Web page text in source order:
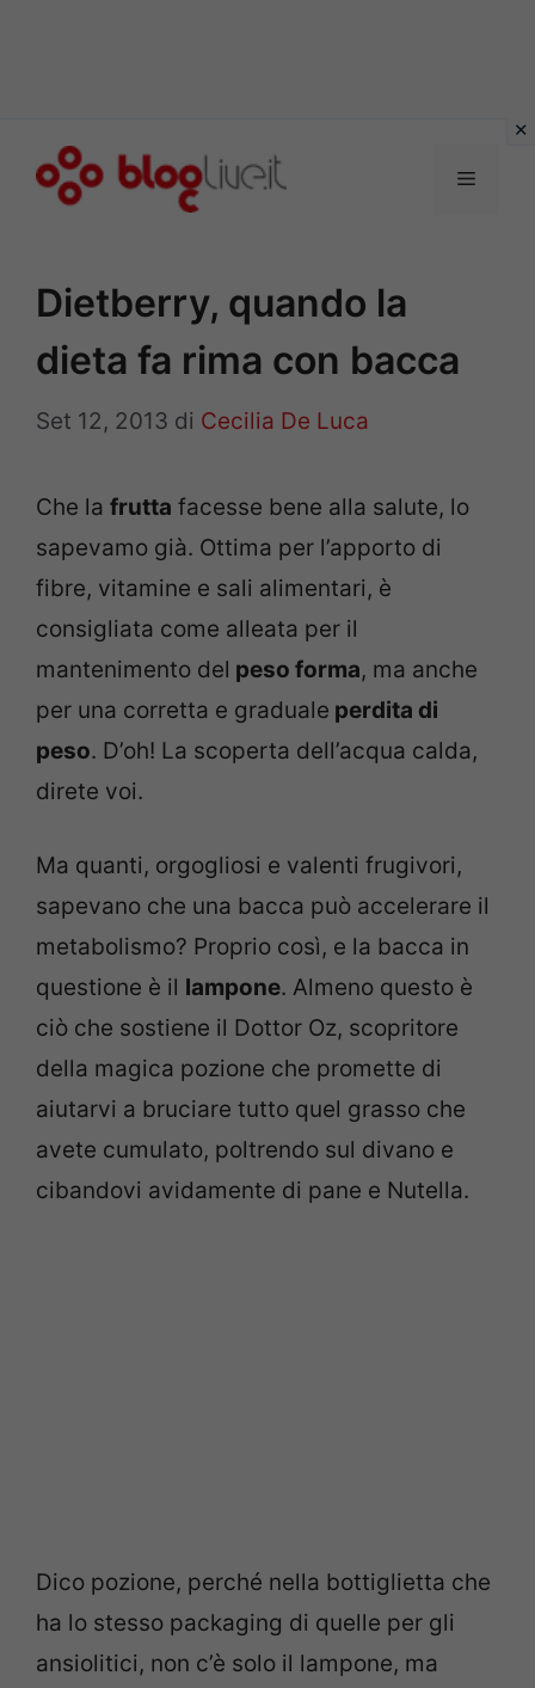
Menu
Dietberry, quando la
dieta fa rima con bacca
Set 12, 2013 di Cecilia De Luca
Che la frutta facesse bene alla salute, lo
sapevamo già. Ottima per l’apporto di
fibre, vitamine e sali alimentari, è
consigliata come alleata per il
mantenimento del peso forma, ma anche
per una corretta e graduale perdita di
peso. D’oh! La scoperta dell’acqua calda,
direte voi.
Ma quanti, orgogliosi e valenti frugivori,
sapevano che una bacca può accelerare il
metabolismo? Proprio così, e la bacca in
questione è il lampone. Almeno questo è
ciò che sostiene il Dottor Oz, scopritore
della magica pozione che promette di
aiutarvi a bruciare tutto quel grasso che
avete cumulato, poltrendo sul divano e
cibandovi avidamente di pane e Nutella.
Dico pozione, perché nella bottiglietta che
ha lo stesso packaging di quelle per gli
ansiolitici, non c’è solo il lampone, ma